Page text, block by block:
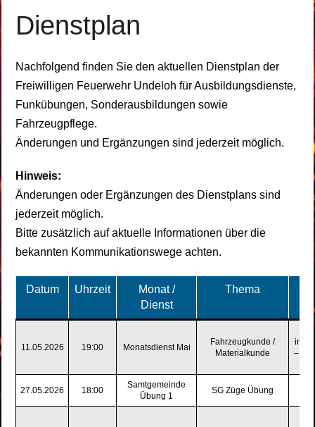
Dienstplan
Nachfolgend finden Sie den aktuellen Dienstplan der
Freiwilligen Feuerwehr Undeloh für Ausbildungsdienste,
Funkübungen, Sonderausbildungen sowie
Fahrzeugpflege.
Änderungen und Ergänzungen sind jederzeit möglich.
Hinweis:
Änderungen oder Ergänzungen des Dienstplans sind
jederzeit möglich.
Bitte zusätzlich auf aktuelle Informationen über die
bekannten Kommunikationswege achten.
Datum Uhrzeit
Monat /
Dienst
Thema
11.05.2026 19:00 Monatsdienst Mai
Fahrzeugkunde /
Materialkunde
–
27.05.2026 18:00
Samtgemeinde
Übung 1
SG Züge Übung